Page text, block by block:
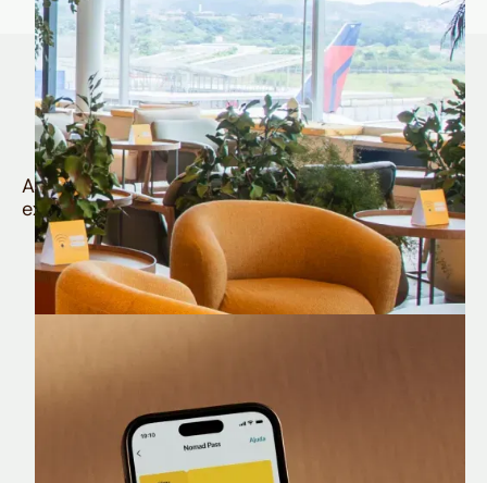
Quem é Nomad tem
muito mais
Aproveite todos os benefícios e vantagens
exclusivas da sua Conta Internacional